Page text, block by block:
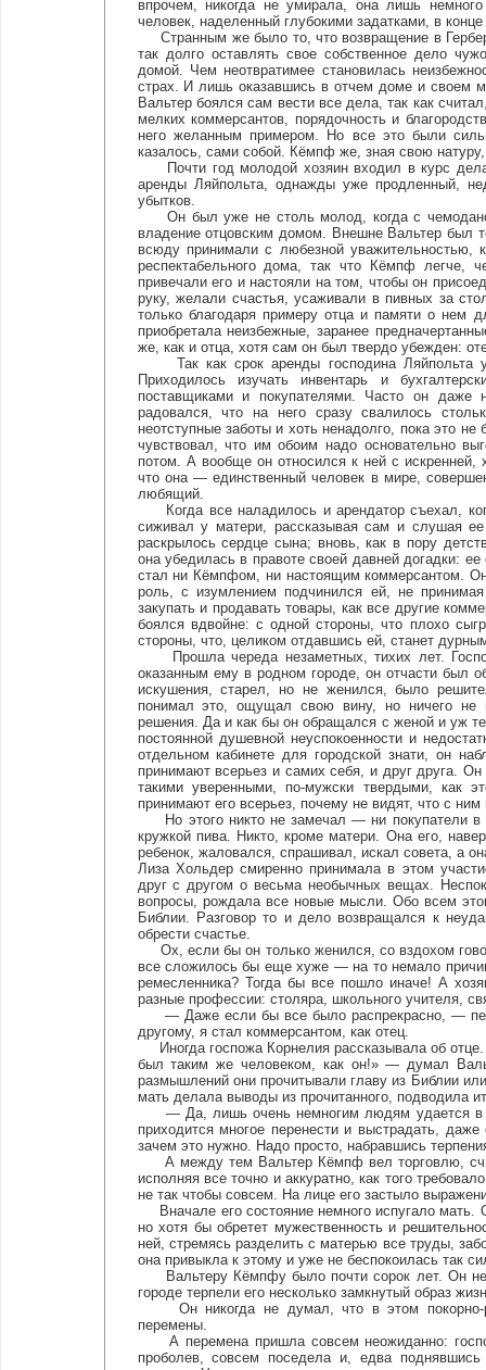
впрочем, никогда не умирала, она лишь
человек, наделенный глубокими задатками, в
Странным же было то, что возвращение в
так долго оставлять свое собственное дело
домой. Чем неотвратимее становилась
страх. И лишь оказавшись в отчем доме и своем
Вальтер боялся сам вести все дела, так как
мелких коммерсантов, порядочность и
него желанным примером. Но все это были
казалось, сами собой. Кёмпф же, зная свою
Почти год молодой хозяин входил в курс
аренды Ляйпольта, однажды уже продленный,
убытков.
Он был уже не столь молод, когда с
владение отцовским домом. Внешне Вальтер был
всюду принимали с любезной уважительностью,
респектабельного дома, так что Кёмпф легче,
привечали его и настояли на том, чтобы он
руку, желали счастья, усаживали в пивных за
только благодаря примеру отца и памяти о нем
приобретала неизбежные, заранее
же, как и отца, хотя сам он был твердо убежден:
Так как срок аренды господина Ляйпольта
Приходилось изучать инвентарь и
поставщиками и покупателями. Часто он даже
радовался, что на него сразу свалилось
неотступные заботы и хоть ненадолго, пока это
чувствовал, что им обоим надо основательно
потом. А вообще он относился к ней с искренней,
что она — единственный человек в мире,
любящий.
Когда все наладилось и арендатор съехал,
сиживал у матери, рассказывая сам и слушая ее
раскрылось сердце сына; вновь, как в пору
она убедилась в правоте своей давней догадки:
стал ни Кёмпфом, ни настоящим коммерсантом.
роль, с изумлением подчинился ей, не
закупать и продавать товары, как все другие
боялся вдвойне: с одной стороны, что плохо
стороны, что, целиком отдавшись ей, станет
Прошла череда незаметных, тихих лет.
оказанным ему в родном городе, он отчасти был
искушения, старел, но не женился, было
понимал это, ощущал свою вину, но ничего не
решения. Да и как бы он обращался с женой и уж
постоянной душевной неуспокоенности и
отдельном кабинете для городской знати, он
принимают всерьез и самих себя, и друг друга.
такими уверенными, по-мужски твердыми, как
принимают его всерьез, почему не видят, что с ним
Но этого никто не замечал — ни покупатели в
кружкой пива. Никто, кроме матери. Она его,
ребенок, жаловался, спрашивал, искал совета, а
Лиза Хольдер смиренно принимала в этом
друг с другом о весьма необычных вещах.
вопросы, рождала все новые мысли. Обо всем
Библии. Разговор то и дело возвращался к
обрести счастье.
Ох, если бы он только женился, со вздохом
все сложилось бы еще хуже — на то немало
ремесленника? Тогда бы все пошло иначе! А
разные профессии: столяра, школьного учителя,
— Даже если бы все было распрекрасно, —
другому, я стал коммерсантом, как отец.
Иногда госпожа Корнелия рассказывала об
был таким же человеком, как он!» — думал
размышлений они прочитывали главу из Библии
мать делала выводы из прочитанного, подводила
— Да, лишь очень немногим людям удается в
приходится многое перенести и выстрадать,
зачем это нужно. Надо просто, набравшись
А между тем Вальтер Кёмпф вел торговлю,
исполняя все точно и аккуратно, как того
не так чтобы совсем. На лице его застыло
Вначале его состояние немного испугало
но хотя бы обретет мужественность и
ней, стремясь разделить с матерью все труды,
она привыкла к этому и уже не беспокоилась так
Вальтеру Кёмпфу было почти сорок лет. Он не
городе терпели его несколько замкнутый образ
Он никогда не думал, что в этом покорно-
перемены.
А перемена пришла совсем неожиданно:
проболев, совсем поседела и, едва